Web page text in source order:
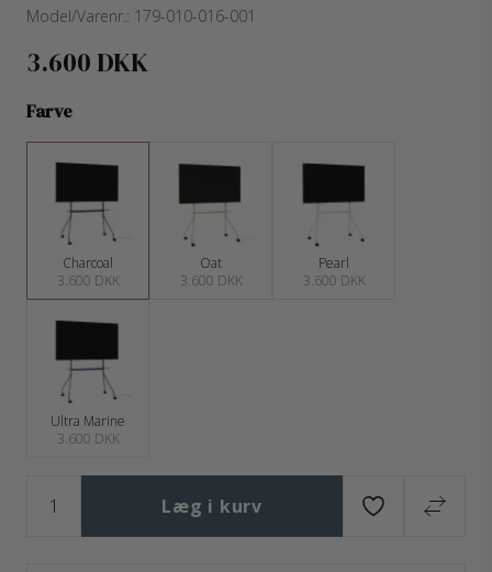
Model/Varenr.: 179-010-016-001
3.600 DKK
Farve
Charcoal
3.600 DKK
Oat
3.600 DKK
Pearl
3.600 DKK
Ultra Marine
3.600 DKK
Læg i kurv